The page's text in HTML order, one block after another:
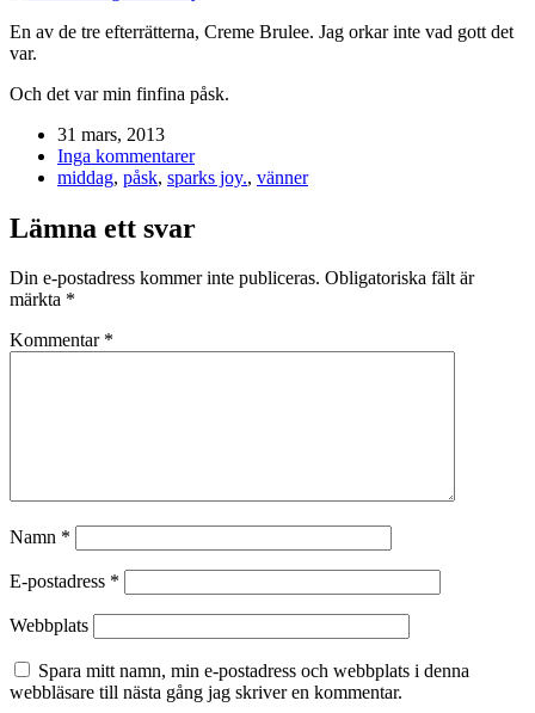
En av de tre efterrätterna, Creme Brulee. Jag orkar inte vad gott det
var.
Och det var min finfina påsk.
31 mars, 2013
Inga kommentarer
middag, påsk, sparks joy., vänner
Lämna ett svar
Din e-postadress kommer inte publiceras. Obligatoriska fält är
märkta *
Kommentar *
Namn *
E-postadress *
Webbplats
Spara mitt namn, min e-postadress och webbplats i denna
webbläsare till nästa gång jag skriver en kommentar.